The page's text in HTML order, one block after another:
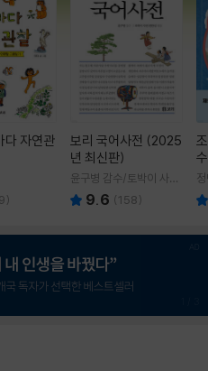
다 자연관
9)
보리 국어사전 (2025
년 최신판)
윤구병 감수/토박이 사전
편찬실 편
9.6 (158)